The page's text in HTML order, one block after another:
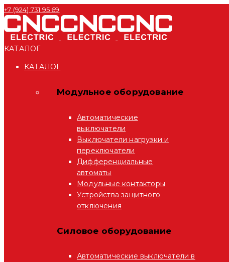
+7 (924) 731 95 69
КАТАЛОГ
КАТАЛОГ
Модульное оборудование
Автоматические
выключатели
Выключатели нагрузки и
переключатели
Дифференциальные
автоматы
Модульные контакторы
Устройства защитного
отключения
Силовое оборудование
Автоматические выключатели в